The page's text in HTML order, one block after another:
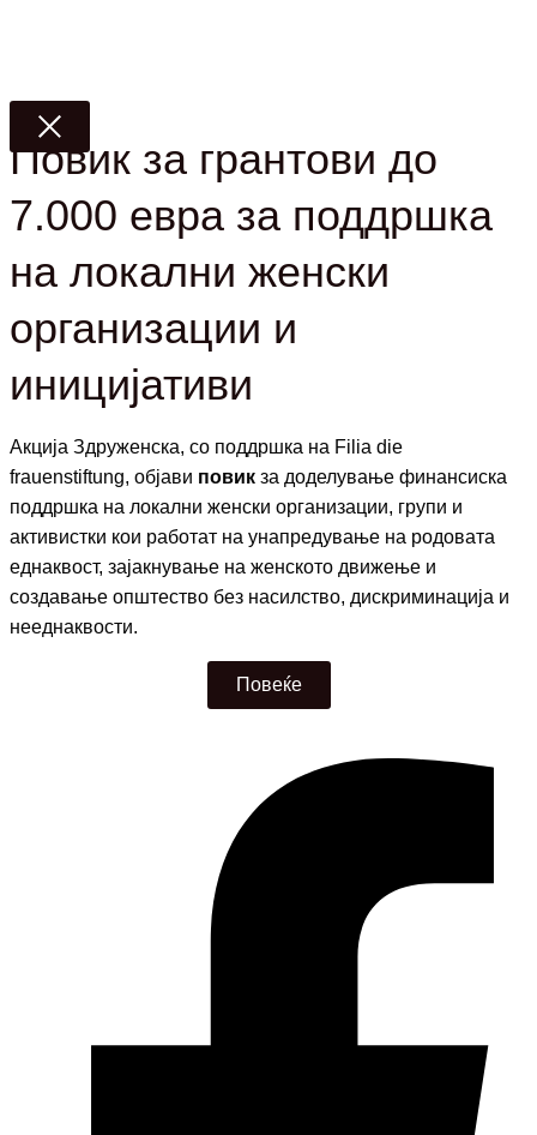
Повик за грантови до
7.000 евра за поддршка
на локални женски
организации и
иницијативи
Акција Здруженска, со поддршка на Filia die
frauenstiftung, објави повик за доделување финансиска
поддршка на локални женски организации, групи и
активистки кои работат на унапредување на родовата
еднаквост, зајакнување на женското движење и
создавање општество без насилство, дискриминација и
нееднаквости.
Повеќе